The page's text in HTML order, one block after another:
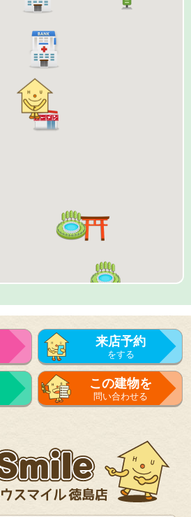
来店予約
をする
来店予約
をする
この建物を
問い合わせる